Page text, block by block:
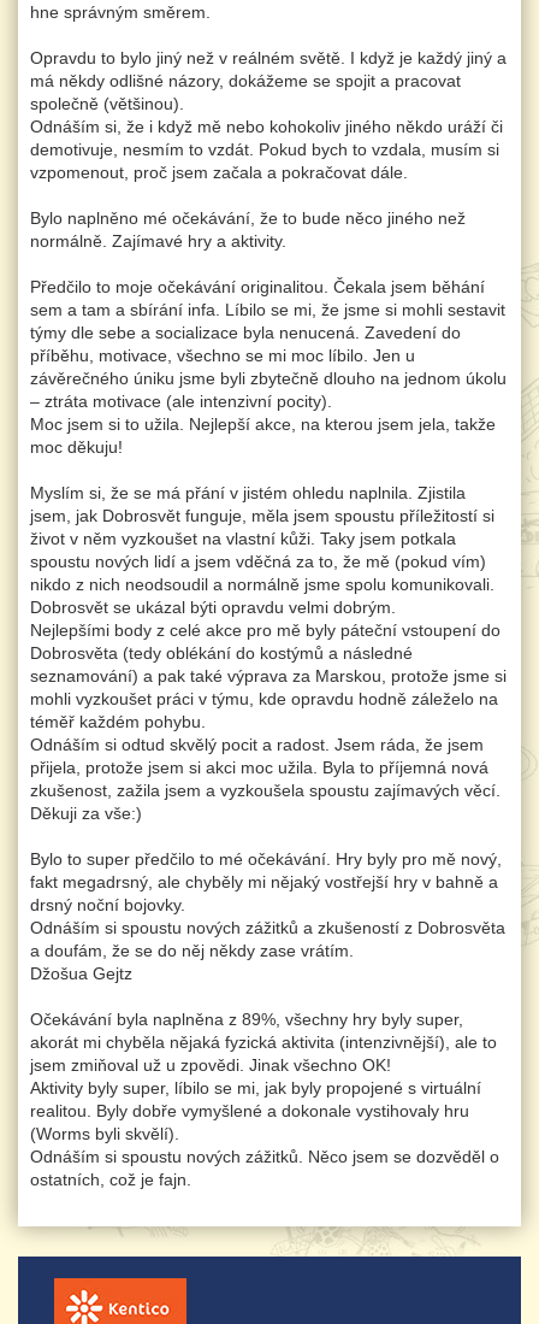
hne správným směrem.
Opravdu to bylo jiný než v reálném světě. I když je každý jiný a
má někdy odlišné názory, dokážeme se spojit a pracovat
společně (většinou).
Odnáším si, že i když mě nebo kohokoliv jiného někdo uráží či
demotivuje, nesmím to vzdát. Pokud bych to vzdala, musím si
vzpomenout, proč jsem začala a pokračovat dále.
Bylo naplněno mé očekávání, že to bude něco jiného než
normálně. Zajímavé hry a aktivity.
Předčilo to moje očekávání originalitou. Čekala jsem běhání
sem a tam a sbírání infa. Líbilo se mi, že jsme si mohli sestavit
týmy dle sebe a socializace byla nenucená. Zavedení do
příběhu, motivace, všechno se mi moc líbilo. Jen u
závěrečného úniku jsme byli zbytečně dlouho na jednom úkolu
– ztráta motivace (ale intenzivní pocity).
Moc jsem si to užila. Nejlepší akce, na kterou jsem jela, takže
moc děkuju!
Myslím si, že se má přání v jistém ohledu naplnila. Zjistila
jsem, jak Dobrosvět funguje, měla jsem spoustu příležitostí si
život v něm vyzkoušet na vlastní kůži. Taky jsem potkala
spoustu nových lidí a jsem vděčná za to, že mě (pokud vím)
nikdo z nich neodsoudil a normálně jsme spolu komunikovali.
Dobrosvět se ukázal býti opravdu velmi dobrým.
Nejlepšími body z celé akce pro mě byly páteční vstoupení do
Dobrosvěta (tedy oblékání do kostýmů a následné
seznamování) a pak také výprava za Marskou, protože jsme si
mohli vyzkoušet práci v týmu, kde opravdu hodně záleželo na
téměř každém pohybu.
Odnáším si odtud skvělý pocit a radost. Jsem ráda, že jsem
přijela, protože jsem si akci moc užila. Byla to příjemná nová
zkušenost, zažila jsem a vyzkoušela spoustu zajímavých věcí.
Děkuji za vše:)
Bylo to super předčilo to mé očekávání. Hry byly pro mě nový,
fakt megadrsný, ale chyběly mi nějaký vostřejší hry v bahně a
drsný noční bojovky.
Odnáším si spoustu nových zážitků a zkušeností z Dobrosvěta
a doufám, že se do něj někdy zase vrátím.
Džošua Gejtz
Očekávání byla naplněna z 89%, všechny hry byly super,
akorát mi chyběla nějaká fyzická aktivita (intenzivnější), ale to
jsem zmiňoval už u zpovědi. Jinak všechno OK!
Aktivity byly super, líbilo se mi, jak byly propojené s virtuální
realitou. Byly dobře vymyšlené a dokonale vystihovaly hru
(Worms byli skvělí).
Odnáším si spoustu nových zážitků. Něco jsem se dozvěděl o
ostatních, což je fajn.